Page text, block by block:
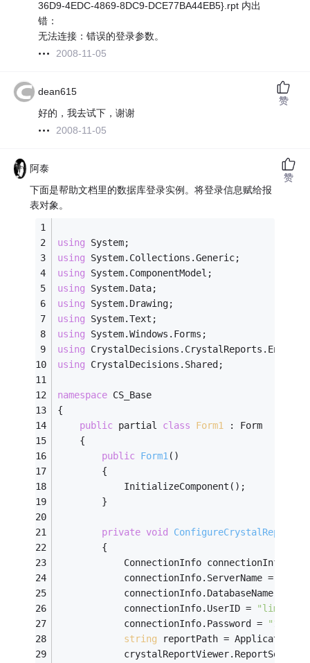
36D9-4EDC-4869-8DC9-DCE77BA44EB5}.rpt 内出
错：
无法连接：错误的登录参数。
2008-11-05
dean615
好的，我去试下，谢谢
2008-11-05
赞
阿泰
下面是帮助文档里的数据库登录实例。将登录信息赋给报
表对象。
using System;
using System.Collections.Generic;
using System.ComponentModel;
using System.Data;
using System.Drawing;
using System.Text;
using System.Windows.Forms;
using CrystalDecisions.CrystalReports.Engine;
using CrystalDecisions.Shared;
namespace CS_Base
{
public partial class Form1 :
Form
    {
public Form1()
        {
            InitializeComponent();
        }
private void ConfigureCrystalReports
        {
            ConnectionInfo connectionInfo =
            connectionInfo.ServerName =
            connectionInfo.DatabaseName =
            connectionInfo.UserID =
            connectionInfo.Password =
"1234"
string reportPath =
crystalReportViewer.ReportSource
赞